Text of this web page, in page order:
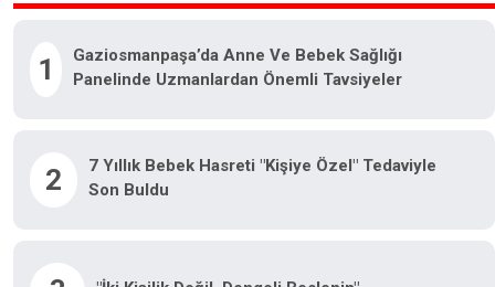
1
Gaziosmanpaşa’da Anne Ve Bebek Sağlığı
Panelinde Uzmanlardan Önemli Tavsiyeler
2
7 Yıllık Bebek Hasreti "kişiye Özel" Tedaviyle
Son Buldu